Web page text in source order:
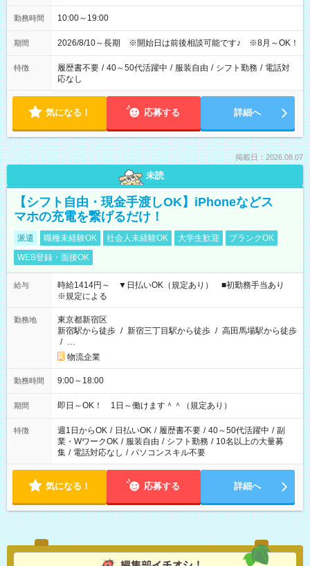
勤務時間 10:00～19:00
期間 2026/8/10～長期 ※開始日は前後相談可能です♪ ※8月～OK！
特徴 履歴書不要 / 40～50代活躍中 / 服装自由 / シフト勤務 / 電話対
応なし
気になる！ 応募する 詳細へ
掲載日：2026.08.07
未読
【シフト自由・現金手渡しOK】iPhoneなどス
マホの充電を繋げるだけ！
派遣 職種未経験OK 社会人未経験OK 大学生歓迎
ブランクOK
WEB登録・面接OK
給与
時給1414円～ ▼日払いOK（規定あり） ■初勤務手当あり
※規定による
勤務地
東京都新宿区
新宿駅から徒歩 / 新宿三丁目駅から徒歩 / 高田馬場駅から徒歩
/ …
物流企業
勤務時間 9:00～18:00
期間 即日～OK！ 1日～働けます＾＾（規定あり）
特徴 週1日からOK / 日払いOK / 履歴書不要 / 40～50代活躍中 / 副
業・WワークOK / 服装自由 / シフト勤務 / 10名以上の大量募
集 / 電話対応なし / パソコンスキル不要
気になる！ 応募する 詳細へ